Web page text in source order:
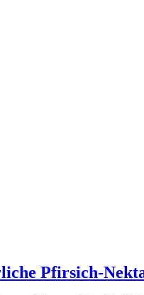
Pfirsich-